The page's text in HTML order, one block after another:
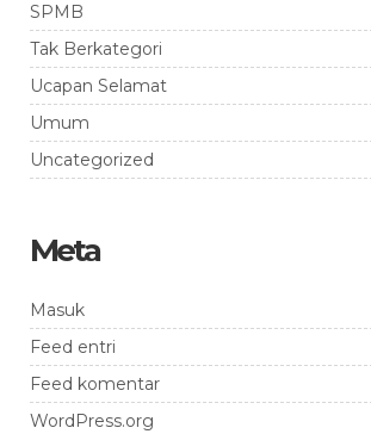
SPMB
Tak Berkategori
Ucapan Selamat
Umum
Uncategorized
Meta
Masuk
Feed entri
Feed komentar
WordPress.org